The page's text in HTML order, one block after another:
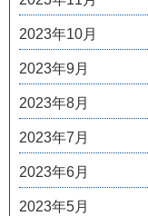
2023年10月
2023年9月
2023年8月
2023年7月
2023年6月
2023年5月